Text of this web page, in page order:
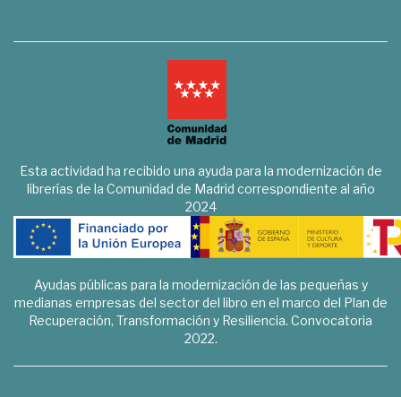
Esta actividad ha recibido una ayuda para la modernización de
librerías de la Comunidad de Madrid correspondiente al año
2024
Ayudas públicas para la modernización de las pequeñas y
medianas empresas del sector del libro en el marco del Plan de
Recuperación, Transformación y Resiliencia. Convocatoria
2022.